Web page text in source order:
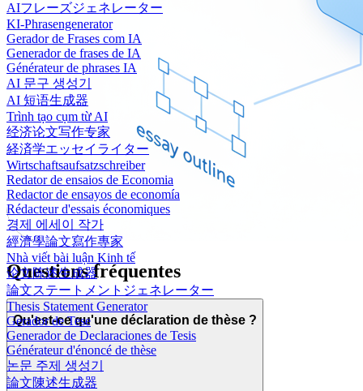
AIフレーズジェネレーター
KI-Phrasengenerator
Gerador de Frases com IA
Generador de frases de IA
Générateur de phrases IA
AI 문구 생성기
AI 短语生成器
Trình tạo cụm từ AI
经济论文写作专家
経済学エッセイライター
Wirtschaftsaufsatzschreiber
Redator de ensaios de Economia
Redactor de ensayos de economía
Rédacteur d'essais économiques
경제 에세이 작가
經濟學論文寫作專家
Nhà viết bài luận Kinh tế
论文陈述生成器
論文ステートメントジェネレーター
Thesis Statement Generator
Gerador de Tese
Generador de Declaraciones de Tesis
Générateur d'énoncé de thèse
논문 주제 생성기
論文陳述生成器
Questions fréquentes
Qu'est-ce qu'une déclaration de thèse ?